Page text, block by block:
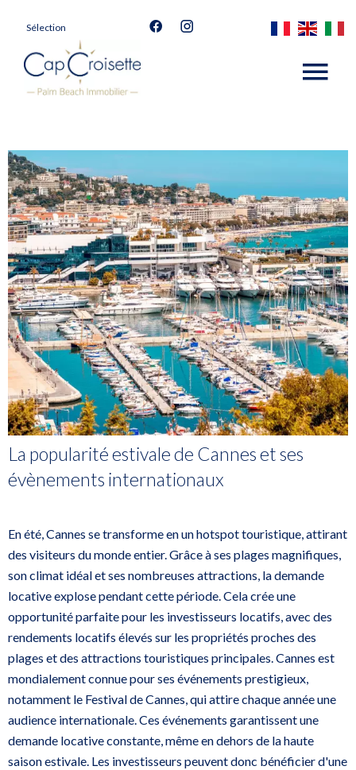
Sélection
La popularité estivale de Cannes et ses
évènements internationaux
En été, Cannes se transforme en un hotspot touristique, attirant
des visiteurs du monde entier. Grâce à ses plages magnifiques,
son climat idéal et ses nombreuses attractions, la demande
locative explose pendant cette période. Cela crée une
opportunité parfaite pour les investisseurs locatifs, avec des
rendements locatifs élevés sur les propriétés proches des
plages et des attractions touristiques principales. Cannes est
mondialement connue pour ses événements prestigieux,
notamment le Festival de Cannes, qui attire chaque année une
audience internationale. Ces événements garantissent une
demande locative constante, même en dehors de la haute
saison estivale. Les investisseurs peuvent donc bénéficier d'une